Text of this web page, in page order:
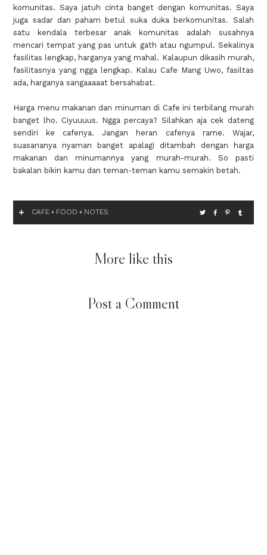
komunitas. Saya jatuh cinta banget dengan komunitas. Saya
juga sadar dan paham betul suka duka berkomunitas. Salah
satu kendala terbesar anak komunitas adalah susahnya
mencari tempat yang pas untuk gath atau ngumpul. Sekalinya
fasilitas lengkap, harganya yang mahal. Kalaupun dikasih murah,
fasilitasnya yang ngga lengkap. Kalau Cafe Mang Uwo, fasiltas
ada, harganya sangaaaaat bersahabat.
Harga menu makanan dan minuman di Cafe ini terbilang murah
banget lho. Ciyuuuus. Ngga percaya? Silahkan aja cek dateng
sendiri ke cafenya. Jangan heran cafenya rame. Wajar,
suasananya nyaman banget apalagi ditambah dengan harga
makanan dan minumannya yang murah-murah. So pasti
bakalan bikin kamu dan teman-teman kamu semakin betah.
CAFE + FOOD + NOTES
More like this
Post a Comment